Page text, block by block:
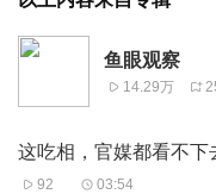
众所周知，雄安是中国
是一家年轻的互联网
此，拼多多入驻雄安
单，那么，二者的相
反应”呢？
鱼眼观察
14.29万
这吃相，官媒都看不
92 03:54